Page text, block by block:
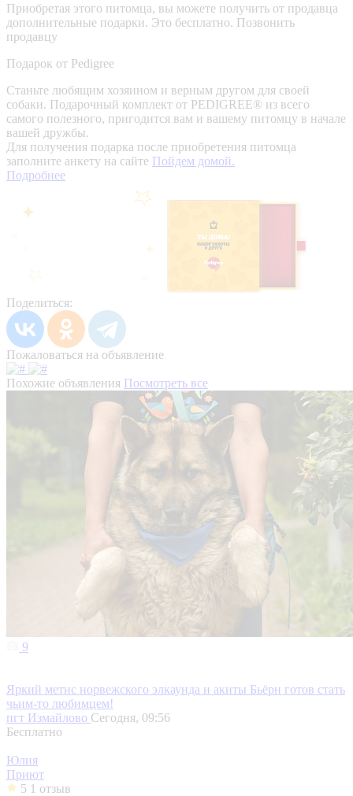
Приобретая этого питомца, вы можете получить от продавца
дополнительные подарки. Это бесплатно. Позвонить
продавцу
Подарок от Pedigree
Станьте любящим хозяином и верным другом для своей
собаки. Подарочный комплект от PEDIGREE® из всего
самого полезного, пригодится вам и вашему питомцу в начале
вашей дружбы.
Для получения подарка после приобретения питомца
заполните анкету на сайте Пойдем домой.
Подробнее
Поделиться:
Пожаловаться на объявление
Похожие объявления Посмотреть все
9
Яркий метис норвежского элкаунда и акиты Бьёрн готов стать
чьим-то любимцем!
пгт Измайлово Сегодня, 09:56
Бесплатно
Юлия
Приют
5 1 отзыв